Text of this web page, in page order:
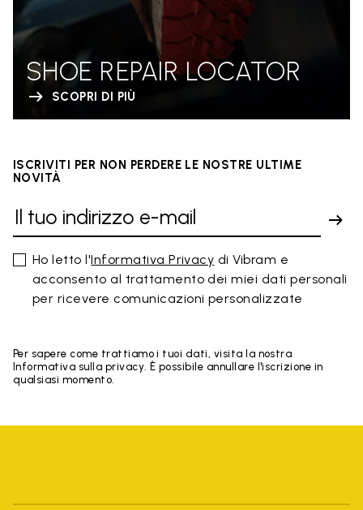
SHOE REPAIR LOCATOR
SCOPRI DI PIÙ
ISCRIVITI PER NON PERDERE LE NOSTRE ULTIME
NOVITÀ
Ho letto l'Informativa Privacy di Vibram e
acconsento al trattamento dei miei dati personali
per ricevere comunicazioni personalizzate
Per sapere come trattiamo i tuoi dati, visita la nostra
Informativa sulla privacy. È possibile annullare l'iscrizione in
qualsiasi momento.